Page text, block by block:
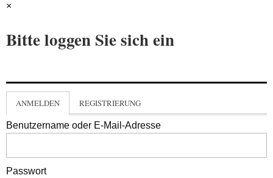
×
Bitte loggen Sie sich ein
ANMELDEN REGISTRIERUNG
Benutzername oder E-Mail-Adresse
Passwort